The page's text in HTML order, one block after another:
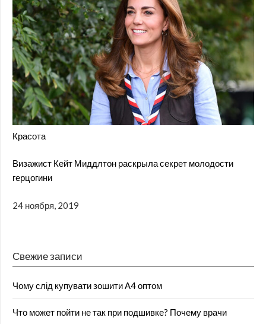
Красота
Визажист Кейт Миддлтон раскрыла секрет молодости
герцогини
24 ноября, 2019
Свежие записи
Чому слід купувати зошити А4 оптом
Что может пойти не так при подшивке? Почему врачи